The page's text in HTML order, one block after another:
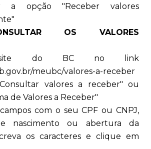
a opção "Receber valores
OS VALORES
do BC no link
meubc/valores-a-receber
valores a receber" ou
de Valores a Receber"
com o seu CPF ou CNPJ,
nascimento ou abertura da
os caracteres e clique em